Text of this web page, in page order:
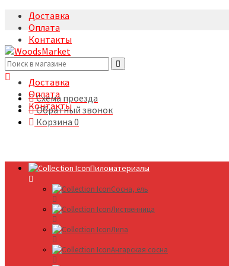
Доставка
Оплата
Контакты
+7(495)5322633
Доставка
Оплата
Контакты
Схема проезда
Обратный звонок
Корзина 0
Пиломатериалы
Сосна, ель
Лиственница
Липа
Ангарская сосна